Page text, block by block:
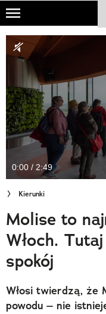
Skip
main
content
NATIONAL GEOGRAPHIC
TRAVELER
PODCASTY
Sklep
Newsletter
Cuda Polski
Wielki Konkurs
Trendbook Podróżniczy
Polecane
0:00 / 2:49
Kierunki
Molise to
Włoch.
spokój
Włosi twierdzą, że
powodu – nie